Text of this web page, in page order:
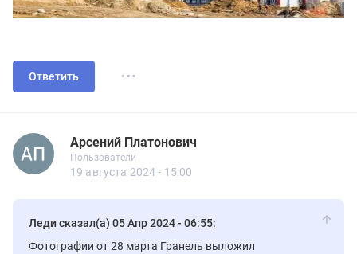
Ответить ...
Арсений Платонович
Арсений Платонович
Пользователи
Новичок
Пользователи
5 сообщений
19 августа 2024 - 15:00
Леди сказал(а) 05 Апр 2024 - 06:55:
Фотографии от 28 марта Гранель выложил